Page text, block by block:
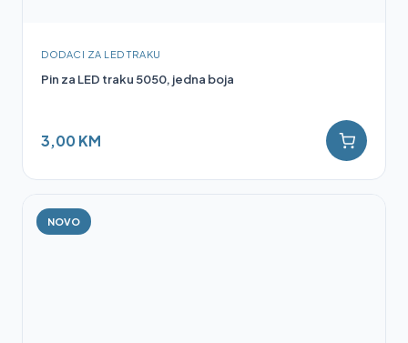
DODACI ZA LED TRAKU
Pin za LED traku 5050, jedna boja
3,00 KM
NOVO